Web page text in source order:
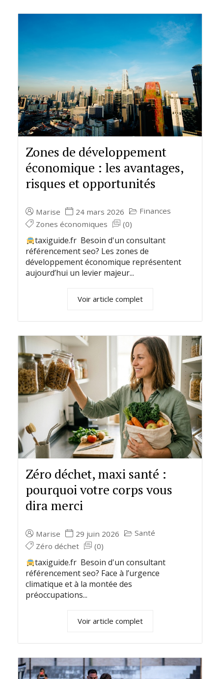
Zones de développement
économique : les avantages,
risques et opportunités
Marise 24 mars 2026
Finances
Zones économiques
(0)
taxiguide.fr Besoin d'un consultant
référencement seo? Les zones de
développement économique représentent
aujourd’hui un levier majeur...
Voir article complet
Zéro déchet, maxi santé :
pourquoi votre corps vous
dira merci
Marise 29 juin 2026
Santé
Zéro déchet
(0)
taxiguide.fr Besoin d'un consultant
référencement seo? Face à l’urgence
climatique et à la montée des
préoccupations...
Voir article complet